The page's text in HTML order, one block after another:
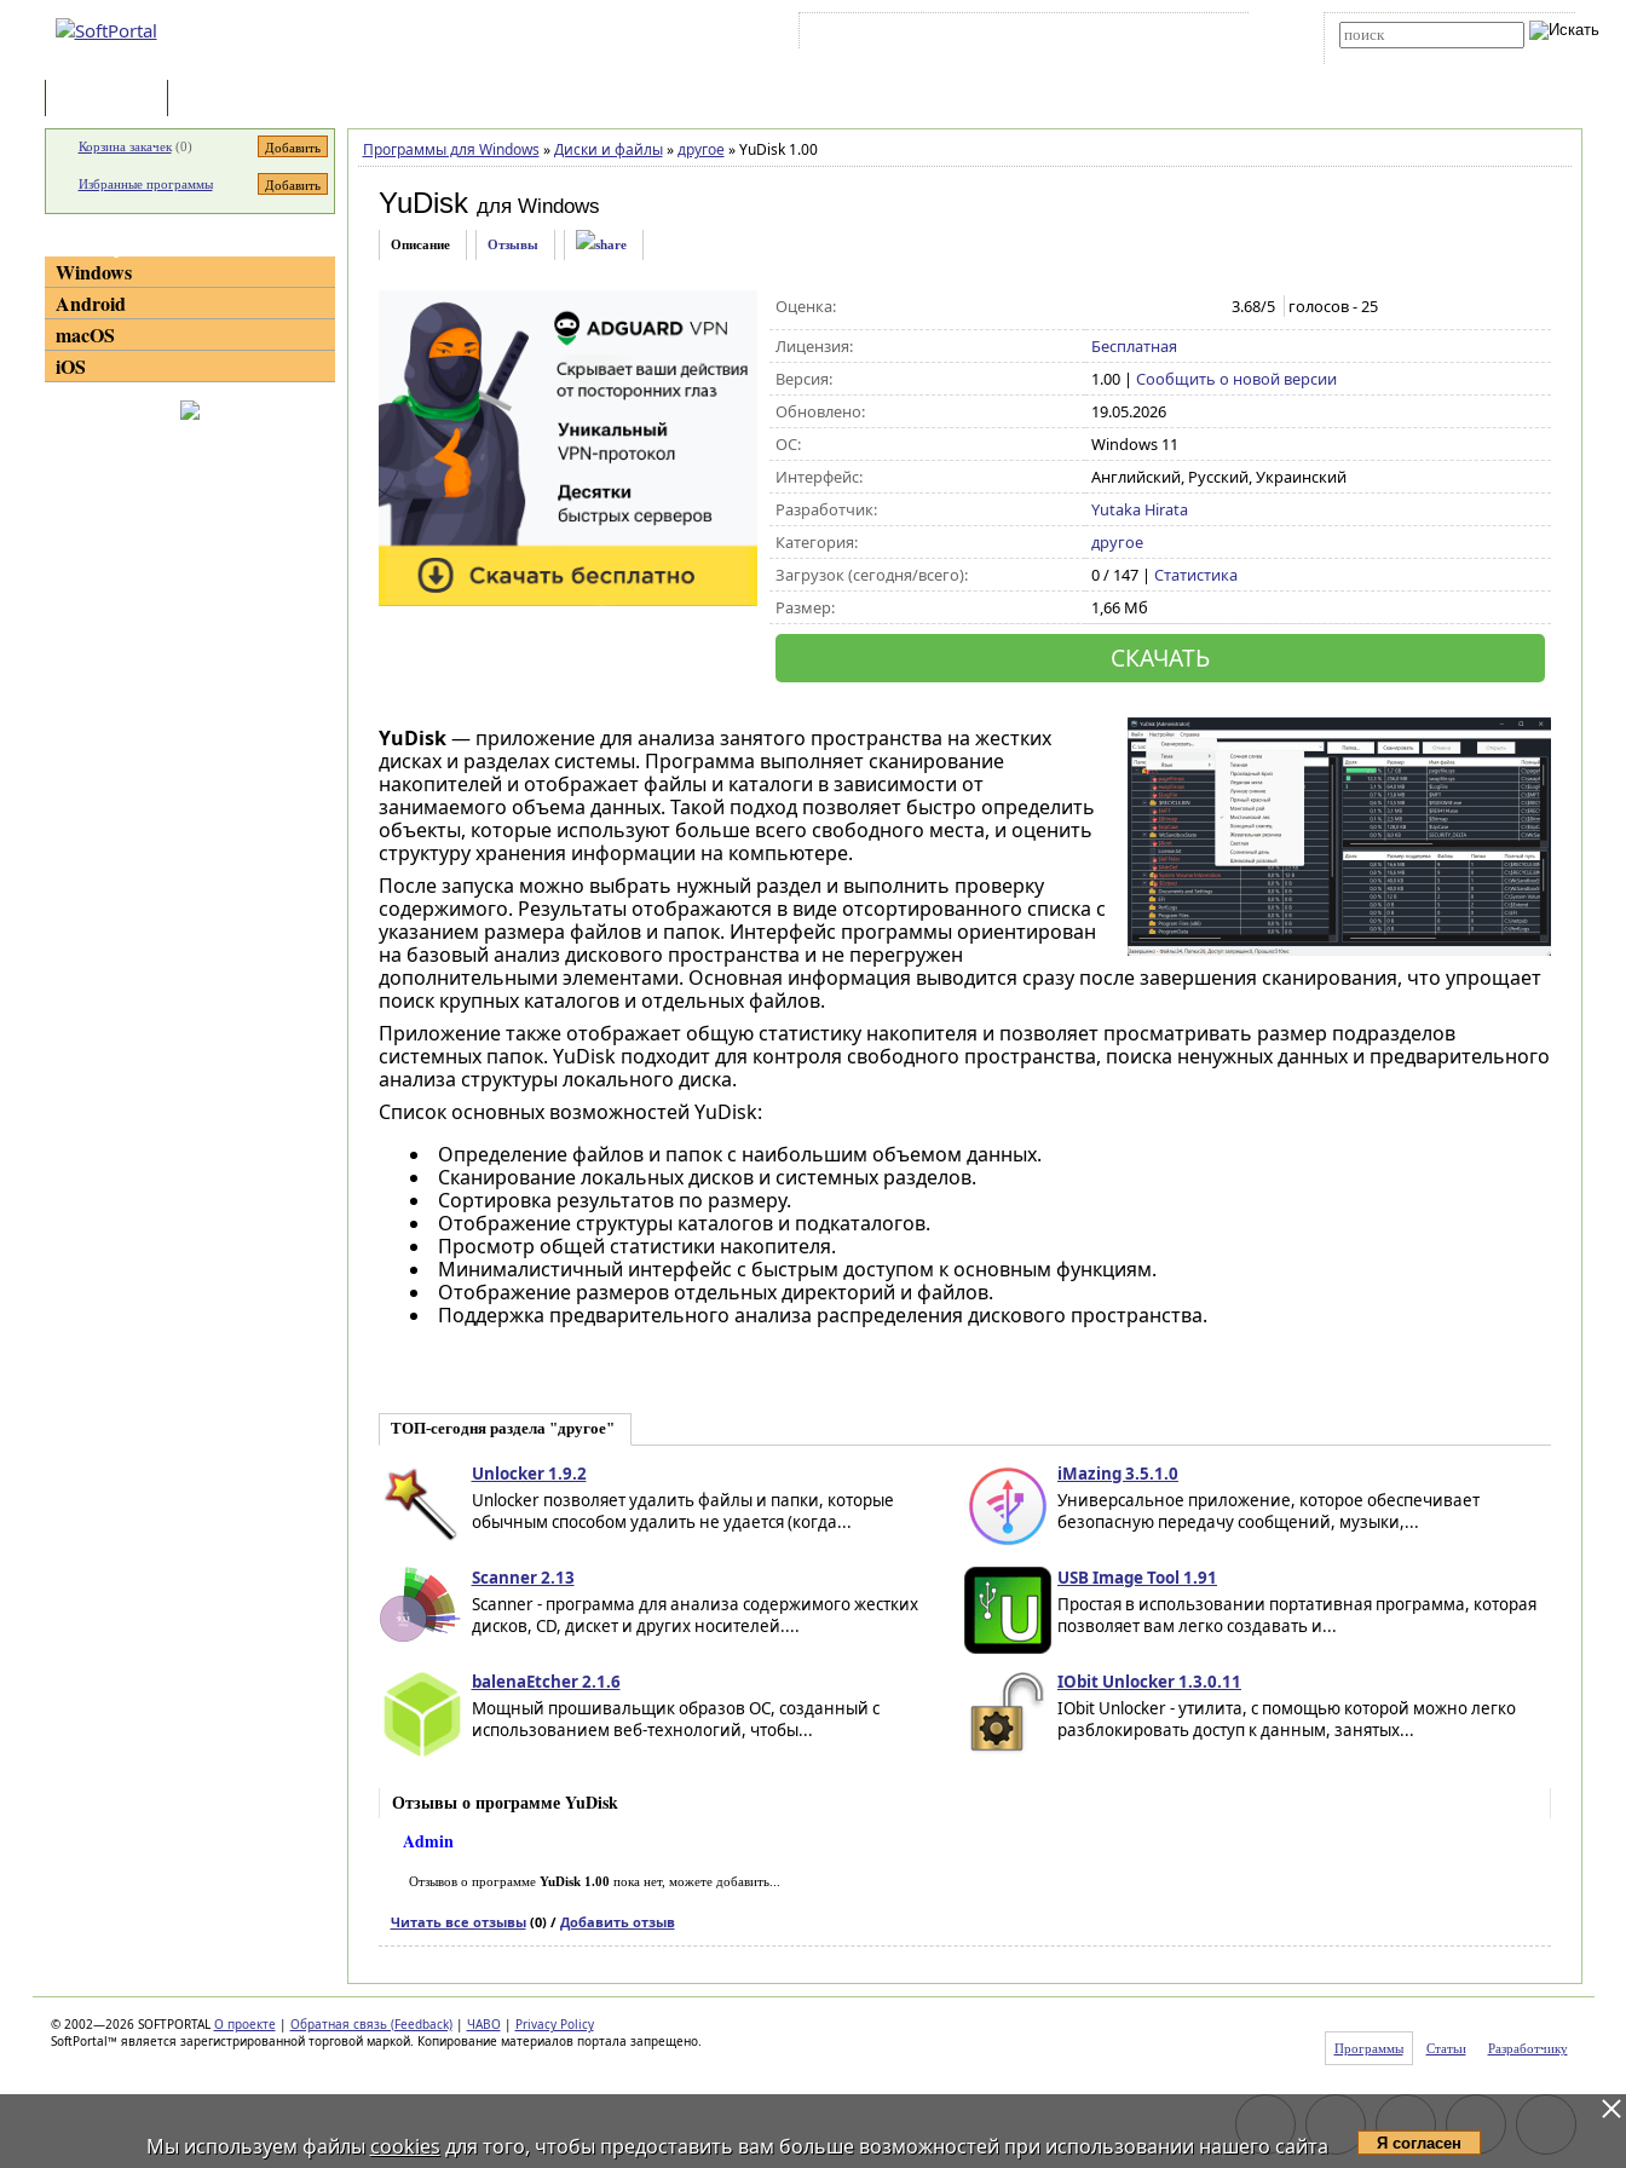
Программы для Windows » Диски и файлы » другое »YuDisk 1.00
YuDisk для Windows
Описание Отзывы
Оценка: 3.68/5 голосов -25
Лицензия:
Бесплатная
Версия:
1.00| Сообщить о новой версии
Обновлено:
19.05.2026
ОС:
Windows 11
Интерфейс:
Английский, Русский, Украинский
Разработчик:
Yutaka Hirata
Категория:
другое
Загрузок (сегодня/всего):
0 / 147 | Статистика
Размер:
1,66 Мб
СКАЧАТЬ
YuDisk— приложение для анализа занятого пространства на жестких
дисках и разделах системы. Программа выполняет сканирование
накопителей и отображает файлы и каталоги в зависимости от
занимаемого объема данных. Такой подход позволяет быстро определить
объекты, которые используют больше всего свободного места, и оценить
структуру хранения информации на компьютере.
После запуска можно выбрать нужный раздел и выполнить проверку
содержимого. Результаты отображаются в виде отсортированного списка с
указанием размера файлов и папок. Интерфейс программы ориентирован
на базовый анализ дискового пространства и не перегружен
дополнительными элементами. Основная информация выводится сразу после завершения сканирования, что упрощает
поиск крупных каталогов и отдельных файлов.
Приложение также отображает общую статистику накопителя и позволяет просматривать размер подразделов
системных папок. YuDisk подходит для контроля свободного пространства, поиска ненужных данных и предварительного
анализа структуры локального диска.
Список основных возможностей YuDisk:
Определение файлов и папок с наибольшим объемом данных.
Сканирование локальных дисков и системных разделов.
Сортировка результатов по размеру.
Отображение структуры каталогов и подкаталогов.
Просмотр общей статистики накопителя.
Минималистичный интерфейс с быстрым доступом к основным функциям.
Отображение размеров отдельных директорий и файлов.
Поддержка предварительного анализа распределения дискового пространства.
ТОП-сегодня раздела "другое"
Unlocker 1.9.2
Unlocker позволяет удалить файлы и папки, которые
обычным способом удалить не удается (когда...
iMazing 3.5.1.0
Универсальное приложение, которое обеспечивает
безопасную передачу сообщений, музыки,...
Scanner 2.13
Scanner - программа для анализа содержимого жестких
дисков, CD, дискет и других носителей....
USB Image Tool 1.91
Простая в использовании портативная программа, которая
позволяет вам легко создавать и...
balenaEtcher 2.1.6
Мощный прошивальщик образов ОС, созданный с
использованием веб-технологий, чтобы...
IObit Unlocker 1.3.0.11
IObit Unlocker - утилита, с помощью которой можно легко
разблокировать доступ к данным, занятых...
Отзывы о программе YuDisk
Admin
Отзывов о программе YuDisk 1.00 пока нет, можете добавить...
Читать все отзывы(0) / Добавить отзыв
Корзина закачек(0)
Избранные программы
Windows
Android
macOS
iOS
© 2002—2026 SOFTPORTAL О проекте | Обратная связь (Feedback) | ЧАВО | Privacy Policy
SoftPortal™ является зарегистрированной торговой маркой. Копирование материалов портала запрещено.
Программы Статьи Разработчику
Мы используем файлы cookiesдля того, чтобы предоставить вам больше возможностей при использовании нашего сайта